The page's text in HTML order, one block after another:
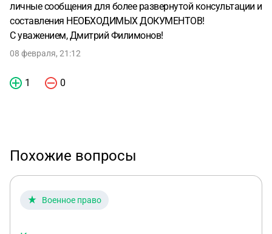
личные сообщения для более развернутой консультации и
составления НЕОБХОДИМЫХ ДОКУМЕНТОВ!
С уважением, Дмитрий Филимонов!
08 февраля, 21:12
1 0
Похожие вопросы
Военное право